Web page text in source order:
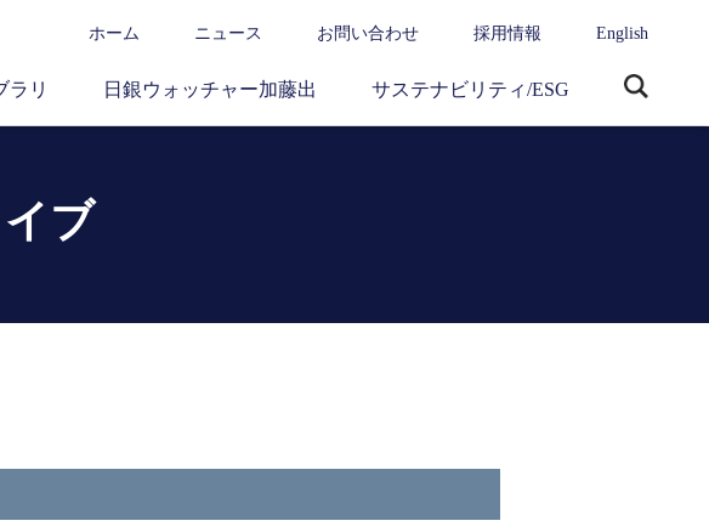
ホーム ニュース お問い合わせ 採用情報 English
ラリ 日銀ウォッチャー加藤出 サステナビリティ/ESG
ブ